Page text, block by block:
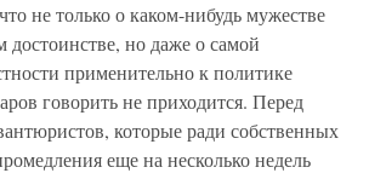
не только о каком-нибудь мужестве
но даже о самой
применительно к политике
говорить не приходится. Перед
которые ради собственных
еще на несколько недель